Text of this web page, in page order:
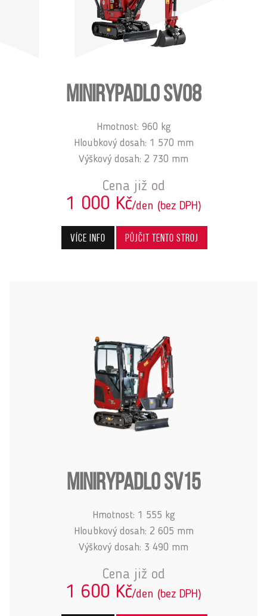
MINIRYPADLO SV08
Hmotnost: 960 kg
Hloubkový dosah: 1 570 mm
Výškový dosah: 2 730 mm
Cena již od
1 000 Kč/den (bez DPH)
Více info Půjčit tento stroj
MINIRYPADLO SV15
Hmotnost: 1 555 kg
Hloubkový dosah: 2 605 mm
Výškový dosah: 3 490 mm
Cena již od
1 600 Kč/den (bez DPH)